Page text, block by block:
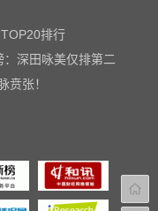
排行
深田咏美仅排第二
贲张！